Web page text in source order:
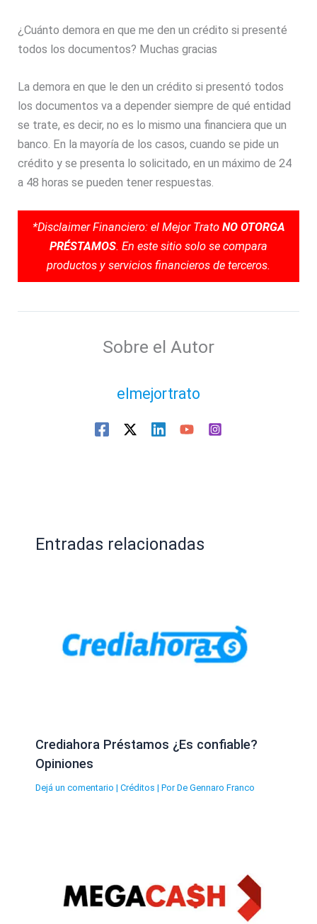
¿Cuánto demora en que me den un crédito si presenté
todos los documentos? Muchas gracias
La demora en que le den un crédito si presentó todos
los documentos va a depender siempre de qué entidad
se trate, es decir, no es lo mismo una financiera que un
banco. En la mayoría de los casos, cuando se pide un
crédito y se presenta lo solicitado, en un máximo de 24
a 48 horas se pueden tener respuestas.
*Disclaimer Financiero: el Mejor Trato NO OTORGA
PRÉSTAMOS. En este sitio solo se compara
productos y servicios financieros de terceros.
Sobre el Autor
elmejortrato
Entradas relacionadas
Crediahora Préstamos ¿Es confiable?
Opiniones
Dejá un comentario | Créditos | Por De Gennaro Franco